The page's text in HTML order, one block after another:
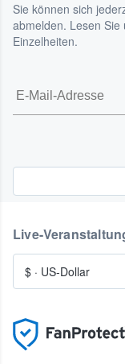
Sie können sich
abmelden. Lesen Sie
Einzelheiten.
Live-
$ · US-Dollar